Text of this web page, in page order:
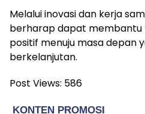
Melalui inovasi dan kerja
berharap dapat
positif menuju masa depan
berkelanjutan.
Post Views: 586